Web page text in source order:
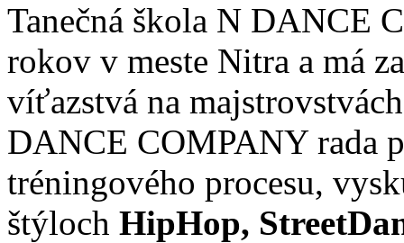
Tanečná škola N DANCE
rokov v meste Nitra a má
víťazstvá na
DANCE COMPANY rada
tréningového procesu,
štýloch HipHop,